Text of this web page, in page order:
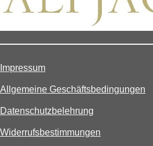
Impressum
Allgemeine Geschäftsbedingungen
Datenschutzbelehrung
Widerrufsbestimmungen